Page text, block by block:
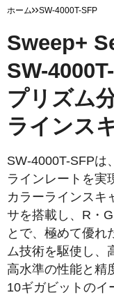
ホーム SW-4000T-SFP
Sweep+
SW-
プリズム
ラインス
SW-4000T-SFPは
ラインレートを実
カラーラインスキ
サを搭載し、R・
とで、極めて優れ
ム技術を駆使し、
高水準の性能と精
10ギガビットのイ